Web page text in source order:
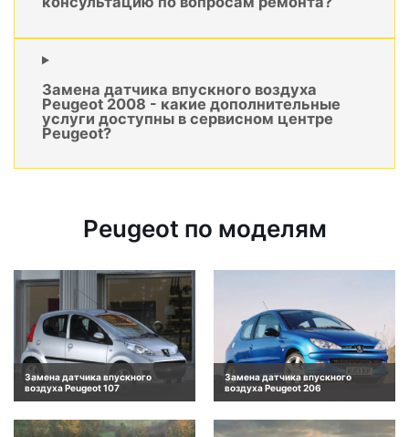
Замена датчика впускного воздуха
Peugeot 2008 - какие дополнительные
услуги доступны в сервисном центре
Peugeot?
Peugeot по моделям
Замена датчика впускного
воздуха Peugeot 107
Замена датчика впускного
воздуха Peugeot 206